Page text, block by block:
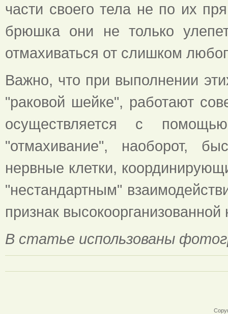
части своего тела не по их
брюшка они не только
отмахиваться от слишком
Важно, что при выполнении
"раковой шейке", работают
осуществляется с
"отмахивание", наоборот,
нервные клетки,
"нестандартным"
признак
В статье использованы